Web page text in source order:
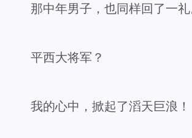
那中年男子，也同样回了一礼
平西大将军？
我的心中，掀起了滔天巨浪！